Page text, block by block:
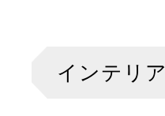
インテリア